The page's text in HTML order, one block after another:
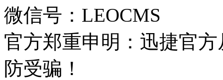
微信号：LEOCMS
官方郑重申明：迅捷官
防受骗！